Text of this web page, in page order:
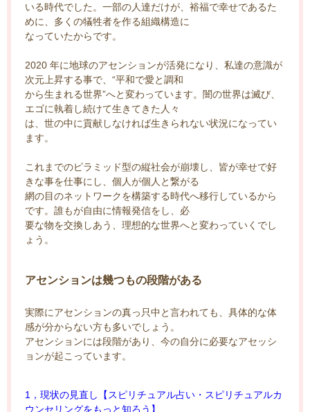
いる時代でした。一部の人達だけが、裕福で幸せであるた
めに、多くの犠牲者を作る組織構造に
なっていたからです。
2020 年に地球のアセンションが活発になり、私達の意識が
次元上昇する事で、“平和で愛と調和
から生まれる世界”へと変わっています。闇の世界は滅び、
エゴに執着し続けて生きてきた人々
は、世の中に貢献しなければ生きられない状況になってい
ます。
これまでのピラミッド型の縦社会が崩壊し、皆が幸せで好
きな事を仕事にし、個人が個人と繋がる
網の目のネットワークを構築する時代へ移行しているから
です。誰もが自由に情報発信をし、必
要な物を交換しあう、理想的な世界へと変わっていくでし
ょう。
アセンションは幾つもの段階がある
実際にアセンションの真っ只中と言われても、具体的な体
感が分からない方も多いでしょう。
アセンションには段階があり、今の自分に必要なアセッシ
ョンが起こっています。
1，現状の見直し【スピリチュアル占い・スピリチュアルカ
ウンセリングをもっと知ろう】